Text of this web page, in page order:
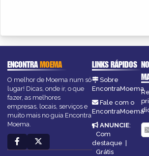
ENCONTRAMOEMA
O melhor de Moema num só
lugar! Dicas, onde ir, o que
fazer, as melhores
empresas, locais, serviços e
muito mais no guia Encontra
Moema.
LINKS RÁPIDOS
Sobre
EncontraMoema
Fale com o
EncontraMoema
ANUNCIE:
Com
destaque |
Grátis